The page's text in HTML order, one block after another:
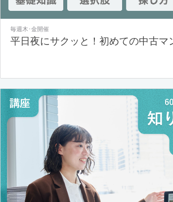
毎週木･金開催
平日夜にサクッと！初めての中古マ